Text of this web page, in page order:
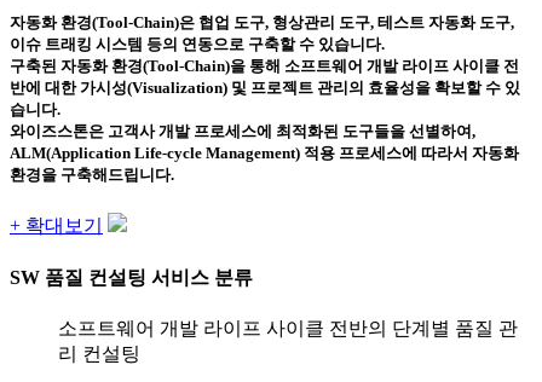
자동화 환경(Tool-Chain)은 협업 도구, 형상관리 도구, 테스트 자동화 도구,
이슈 트래킹 시스템 등의 연동으로 구축할 수 있습니다.
구축된 자동화 환경(Tool-Chain)을 통해 소프트웨어 개발 라이프 사이클 전
반에 대한 가시성(Visualization) 및 프로젝트 관리의 효율성을 확보할 수 있
습니다.
와이즈스톤은 고객사 개발 프로세스에 최적화된 도구들을 선별하여,
ALM(Application Life-cycle Management) 적용 프로세스에 따라서 자동화
환경을 구축해드립니다.
+ 확대보기
SW 품질 컨설팅 서비스 분류
소프트웨어 개발 라이프 사이클 전반의 단계별 품질 관
리 컨설팅